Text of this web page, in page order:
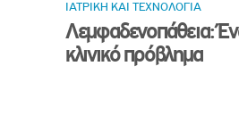
ΙΑΤΡΙΚΗ ΚΑΙ ΤΕΧΝΟΛΟΓΙΑ
Λεμφαδενοπάθεια:
κλινικό πρόβλημα